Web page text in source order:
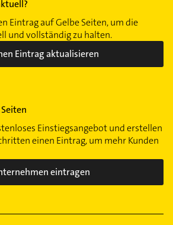
Eintrag auf Gelbe Seiten, um die
und vollständig zu halten.
Eintrag aktualisieren
Einstiegsangebot und erstellen
einen Eintrag, um mehr Kunden
eintragen